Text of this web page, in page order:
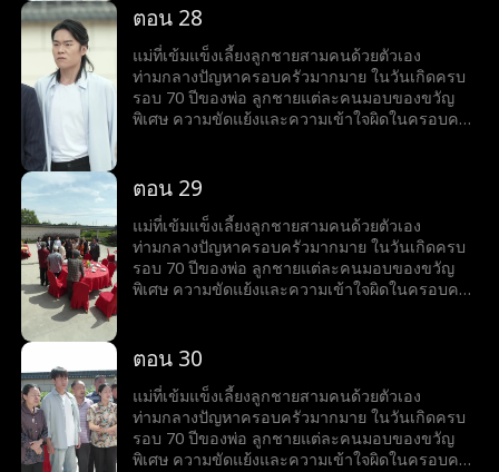
อารมณ์และความรักในครอบครัว
ตอน 28
แม่ที่เข้มแข็งเลี้ยงลูกชายสามคนด้วยตัวเอง
ท่ามกลางปัญหาครอบครัวมากมาย ในวันเกิดครบ
รอบ 70 ปีของพ่อ ลูกชายแต่ละคนมอบของขวัญ
พิเศษ ความขัดแย้งและความเข้าใจผิดในครอบครัว
อารมณ์และความรักในครอบครัว
ตอน 29
แม่ที่เข้มแข็งเลี้ยงลูกชายสามคนด้วยตัวเอง
ท่ามกลางปัญหาครอบครัวมากมาย ในวันเกิดครบ
รอบ 70 ปีของพ่อ ลูกชายแต่ละคนมอบของขวัญ
พิเศษ ความขัดแย้งและความเข้าใจผิดในครอบครัว
อารมณ์และความรักในครอบครัว
ตอน 30
แม่ที่เข้มแข็งเลี้ยงลูกชายสามคนด้วยตัวเอง
ท่ามกลางปัญหาครอบครัวมากมาย ในวันเกิดครบ
รอบ 70 ปีของพ่อ ลูกชายแต่ละคนมอบของขวัญ
พิเศษ ความขัดแย้งและความเข้าใจผิดในครอบครัว